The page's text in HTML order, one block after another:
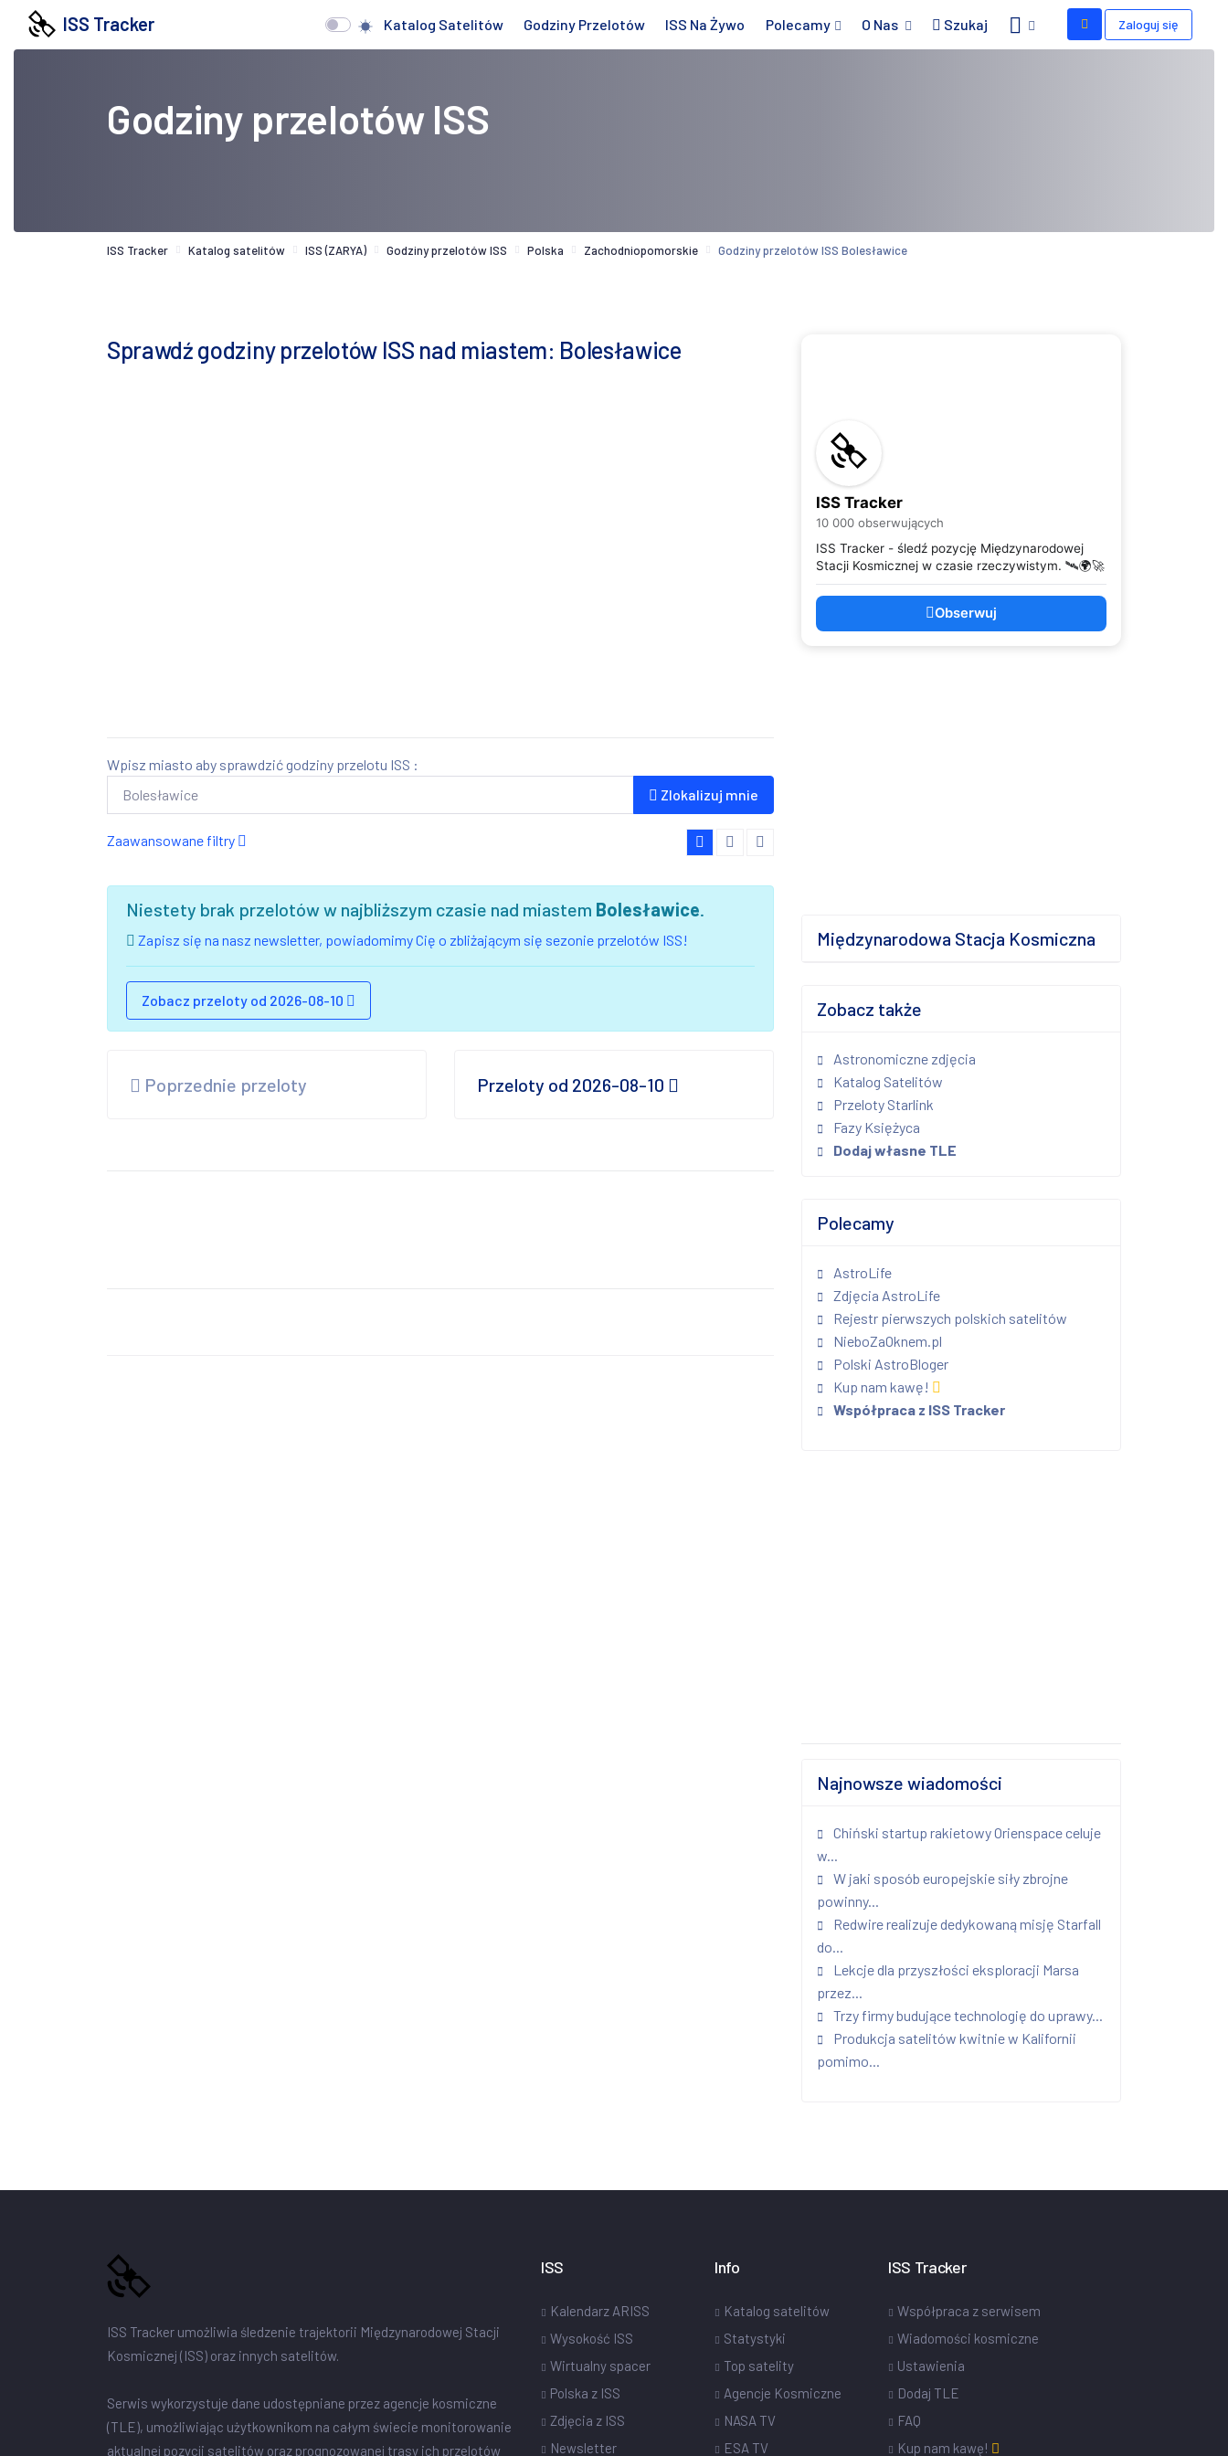
ISS Tracker Katalog Satelitów Godziny Przelotów ISS Na Żywo Polecamy O Nas Szukaj Zaloguj się
Godziny przelotów ISS
ISS Tracker Katalog satelitów ISS (ZARYA) Godziny przelotów ISS Polska Zachodniopomorskie Godziny przelotów ISS Bolesławice
Sprawdź godziny przelotów ISS nad miastem: Bolesławice
Wpisz miasto aby sprawdzić godziny przelotu ISS :
Zlokalizuj mnie
Zaawansowane filtry
Niestety brak przelotów w najbliższym czasie nad miastem Bolesławice.
Zapisz się na nasz newsletter, powiadomimy Cię o zbliżającym się sezonie przelotów ISS!
Zobacz przeloty od 2026-08-10
Poprzednie przeloty Przeloty od 2026-08-10
ISS Tracker
10 000 obserwujących
ISS Tracker - śledź pozycję Międzynarodowej
Stacji Kosmicznej w czasie rzeczywistym. 🛰️🌍🚀
Obserwuj
Międzynarodowa Stacja Kosmiczna
Zobacz także
Astronomiczne zdjęcia
Katalog Satelitów
Przeloty Starlink
Fazy Księżyca
Dodaj własne TLE
Polecamy
AstroLife
Zdjęcia AstroLife
Rejestr pierwszych polskich satelitów
NieboZaOknem.pl
Polski AstroBloger
Kup nam kawę!
Współpraca z ISS Tracker
Najnowsze wiadomości
Chiński startup rakietowy Orienspace celuje
w...
W jaki sposób europejskie siły zbrojne
powinny...
Redwire realizuje dedykowaną misję Starfall
do...
Lekcje dla przyszłości eksploracji Marsa
przez...
Trzy firmy budujące technologię do uprawy...
Produkcja satelitów kwitnie w Kalifornii
pomimo...
ISS Tracker umożliwia śledzenie trajektorii Międzynarodowej Stacji
Kosmicznej (ISS) oraz innych satelitów.
Serwis wykorzystuje dane udostępniane przez agencje kosmiczne
(TLE), umożliwiając użytkownikom na całym świecie monitorowanie
aktualnej pozycji satelitów oraz prognozowanej trasy ich przelotów
ISS
Kalendarz ARISS
Wysokość ISS
Wirtualny spacer
Polska z ISS
Zdjęcia z ISS
Newsletter
Info
Katalog satelitów
Statystyki
Top satelity
Agencje Kosmiczne
NASA TV
ESA TV
ISS Tracker
Współpraca z serwisem
Wiadomości kosmiczne
Ustawienia
Dodaj TLE
FAQ
Kup nam kawę!